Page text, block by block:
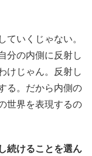
いくじゃない。
分の内側に反射し
けじゃん。反射し
る。だから内側の
世界を表現するの
続けることを選ん